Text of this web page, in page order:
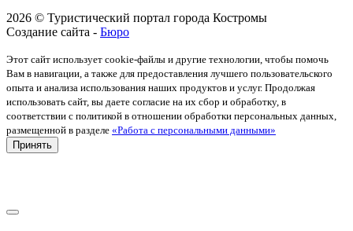
2026 © Туристический портал города Костромы
Создание сайта - Бюро
Этот сайт использует cookie-файлы и другие технологии, чтобы помочь
Вам в навигации, а также для предоставления лучшего пользовательского
опыта и анализа использования наших продуктов и услуг. Продолжая
использовать сайт, вы даете согласие на их сбор и обработку, в
соответствии с политикой в отношении обработки персональных данных,
размещенной в разделе «Работа с персональными данными»
Принять